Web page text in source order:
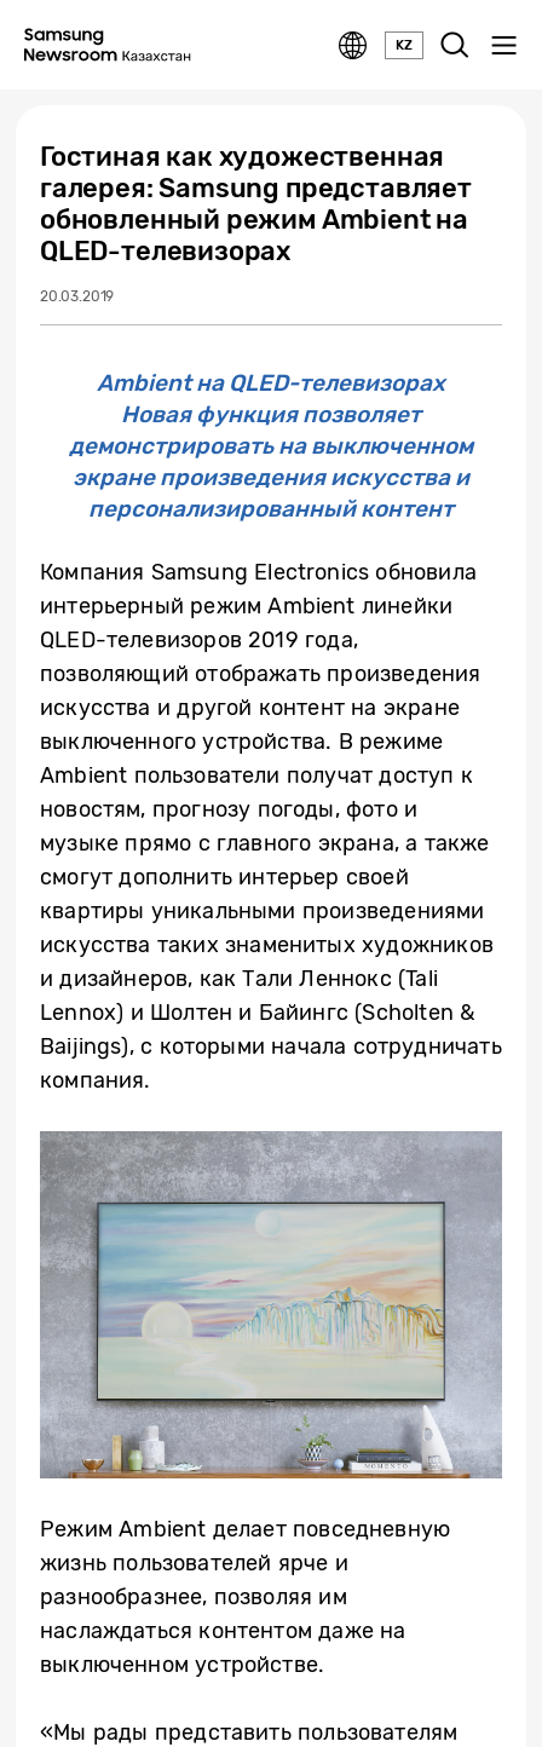
KZ
Гостиная как художественная
галерея: Samsung представляет
обновленный режим Ambient на
QLED-телевизорах
20.03.2019
Ambient на QLED-телевизорах
Новая функция позволяет
демонстрировать на выключенном
экране произведения искусства и
персонализированный контент
Компания Samsung Electronics обновила
интерьерный режим Ambient линейки
QLED-телевизоров 2019 года,
позволяющий отображать произведения
искусства и другой контент на экране
выключенного устройства. В режиме
Ambient пользователи получат доступ к
новостям, прогнозу погоды, фото и
музыке прямо с главного экрана, а также
смогут дополнить интерьер своей
квартиры уникальными произведениями
искусства таких знаменитых художников
и дизайнеров, как Тали Леннокс (Tali
Lennox) и Шолтен и Байингс (Scholten &
Baijings), с которыми начала сотрудничать
компания.
Режим Ambient делает повседневную
жизнь пользователей ярче и
разнообразнее, позволяя им
наслаждаться контентом даже на
выключенном устройстве.
«Мы рады представить пользователям